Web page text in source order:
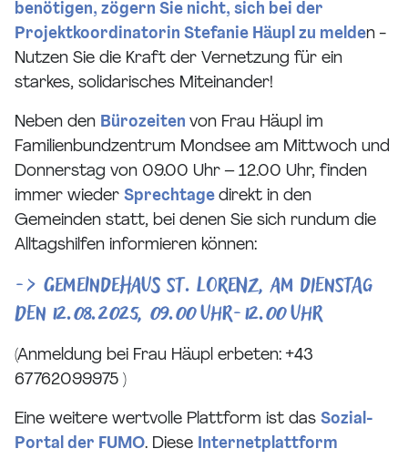
benötigen, zögern Sie nicht, sich bei der
Projektkoordinatorin Stefanie Häupl zu melden -
Nutzen Sie die Kraft der Vernetzung für ein
starkes, solidarisches Miteinander!
Neben den Bürozeiten von Frau Häupl im
Familienbundzentrum Mondsee am Mittwoch und
Donnerstag von 09.00 Uhr – 12.00 Uhr, finden
immer wieder Sprechtage direkt in den
Gemeinden statt, bei denen Sie sich rundum die
Alltagshilfen informieren können:
-> Gemeindehaus St. Lorenz, am Dienstag
den 12.08.2025, 09.00 Uhr-12.00 Uhr
(Anmeldung bei Frau Häupl erbeten: +43
67762099975 )
Eine weitere wertvolle Plattform ist das Sozial-
Portal der FUMO. Diese Internetplattform